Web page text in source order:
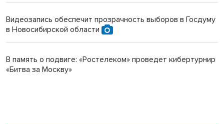
Видеозапись обеспечит прозрачность выборов в Госдуму
в Новосибирской области
В память о подвиге: «Ростелеком» проведет кибертурнир
«Битва за Москву»